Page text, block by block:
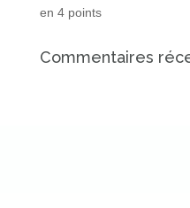
en 4 points
Commentaires